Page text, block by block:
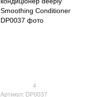
4
Артикул: DP0037